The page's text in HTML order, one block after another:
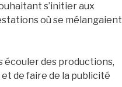
s’initier aux
où se mélangaient
écouler des productions,
de faire de la publicité